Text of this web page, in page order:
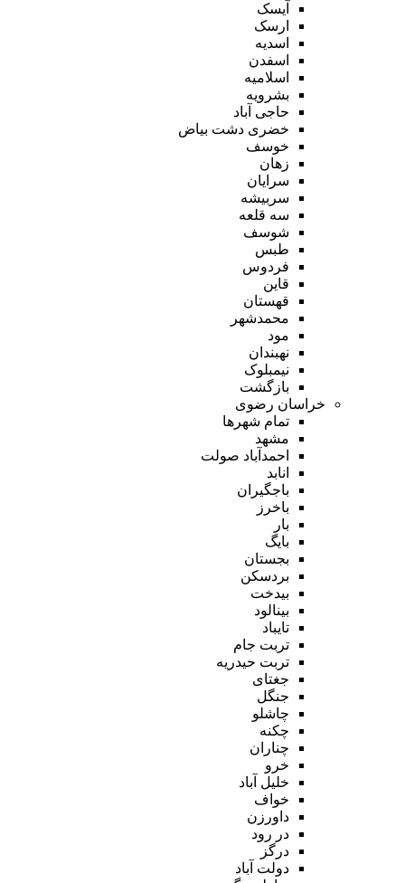
آیسک
ارسک
اسدیه
اسفدن
اسلامیه
بشرویه
حاجی آباد
خضری دشت بیاض
خوسف
زهان
سرایان
سربیشه
سه قلعه
شوسف
طبس
فردوس
قاین
قهستان
محمدشهر
مود
نهبندان
نیمبلوک
بازگشت
خراسان رضوی
تمام شهر‌ها
مشهد
احمدآباد صولت
انابد
باجگیران
باخرز
بار
بایگ
بجستان
بردسکن
بیدخت
بینالود
تایباد
تربت جام
تربت حیدریه
جغتای
جنگل
چاشلو
چکنه
چناران
خرو
خلیل آباد
خواف
داورزن
در رود
درگز
دولت آباد